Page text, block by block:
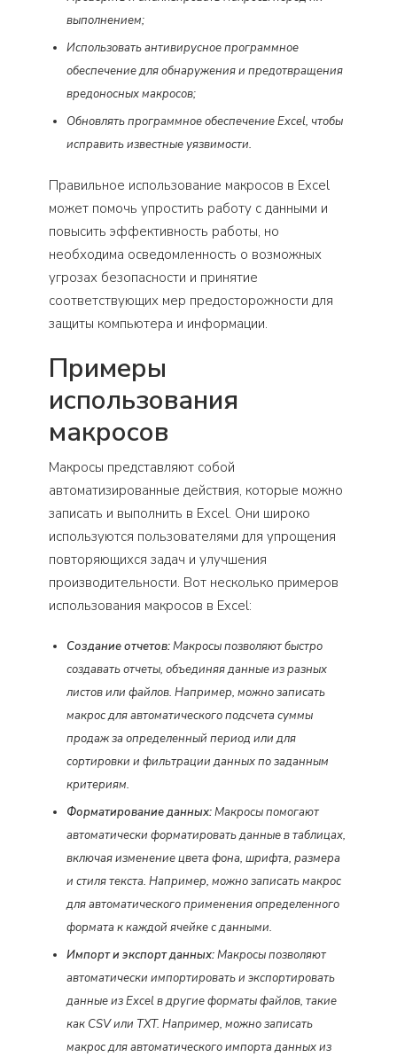
выполнением;
Использовать антивирусное программное
обеспечение для обнаружения и предотвращения
вредоносных макросов;
Обновлять программное обеспечение Excel, чтобы
исправить известные уязвимости.
Правильное использование макросов в Excel
может помочь упростить работу с данными и
повысить эффективность работы, но
необходима осведомленность о возможных
угрозах безопасности и принятие
соответствующих мер предосторожности для
защиты компьютера и информации.
Примеры
использования
макросов
Макросы представляют собой
автоматизированные действия, которые можно
записать и выполнить в Excel. Они широко
используются пользователями для упрощения
повторяющихся задач и улучшения
производительности. Вот несколько примеров
использования макросов в Excel:
Создание отчетов:Макросы позволяют быстро
создавать отчеты, объединяя данные из разных
листов или файлов. Например, можно записать
макрос для автоматического подсчета суммы
продаж за определенный период или для
сортировки и фильтрации данных по заданным
критериям.
Форматирование данных:Макросы помогают
автоматически форматировать данные в таблицах,
включая изменение цвета фона, шрифта, размера
и стиля текста. Например, можно записать макрос
для автоматического применения определенного
формата к каждой ячейке с данными.
Импорт и экспорт данных:Макросы позволяют
автоматически импортировать и экспортировать
данные из Excel в другие форматы файлов, такие
как CSV или TXT. Например, можно записать
макрос для автоматического импорта данных из